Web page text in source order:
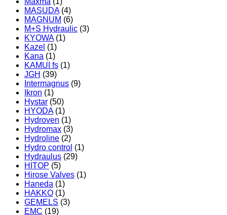
MASUDA (4)
MAGNUM (6)
M+S Hydraulic (3)
KYOWA (1)
Kazel (1)
Kana (1)
KAMUI fs (1)
JGH (39)
Intermagnus (9)
Ikron (1)
Hystar (50)
HYODA (1)
Hydroven (1)
Hydromax (3)
Hydroline (2)
Hydro control (1)
Hydraulus (29)
HITOP (5)
Hirose Valves (1)
Haneda (1)
HAKKO (1)
GEMELS (3)
EMC (19)